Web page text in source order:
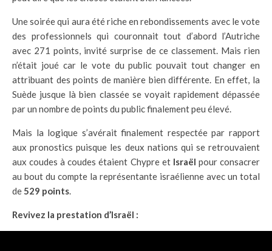
Une soirée qui aura été riche en rebondissements avec le vote
des professionnels qui couronnait tout d’abord l’Autriche
avec 271 points, invité surprise de ce classement. Mais rien
n’était joué car le vote du public pouvait tout changer en
attribuant des points de manière bien différente. En effet, la
Suède jusque là bien classée se voyait rapidement dépassée
par un nombre de points du public finalement peu élevé.
Mais la logique s’avérait finalement respectée par rapport
aux pronostics puisque les deux nations qui se retrouvaient
aux coudes à coudes étaient Chypre et Israël pour consacrer
au bout du compte la représentante israélienne avec un total
de529 points.
Revivez la prestation d’Israël :